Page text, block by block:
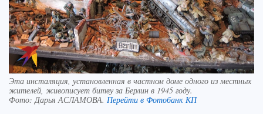
Эта инсталяция, установленная в частном доме одного из местных
жителей, живописует битву за Берлин в 1945 году.
Фото: Дарья АСЛАМОВА. Перейти в Фотобанк КП